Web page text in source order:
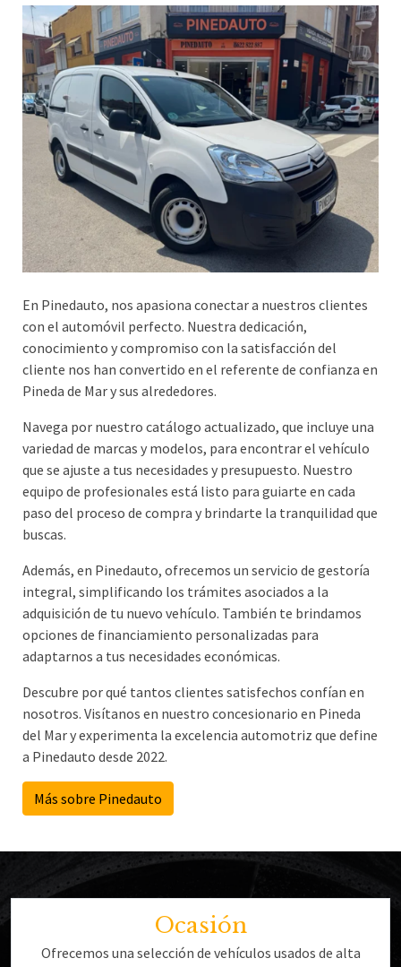
En Pinedauto, nos apasiona conectar a nuestros clientes
con el automóvil perfecto. Nuestra dedicación,
conocimiento y compromiso con la satisfacción del
cliente nos han convertido en el referente de confianza en
Pineda de Mar y sus alrededores.
Navega por nuestro catálogo actualizado, que incluye una
variedad de marcas y modelos, para encontrar el vehículo
que se ajuste a tus necesidades y presupuesto. Nuestro
equipo de profesionales está listo para guiarte en cada
paso del proceso de compra y brindarte la tranquilidad que
buscas.
Además, en Pinedauto, ofrecemos un servicio de gestoría
integral, simplificando los trámites asociados a la
adquisición de tu nuevo vehículo. También te brindamos
opciones de financiamiento personalizadas para
adaptarnos a tus necesidades económicas.
Descubre por qué tantos clientes satisfechos confían en
nosotros. Visítanos en nuestro concesionario en Pineda
del Mar y experimenta la excelencia automotriz que define
a Pinedauto desde 2022.
Más sobre Pinedauto
Ocasión
Ofrecemos una selección de vehículos usados de alta